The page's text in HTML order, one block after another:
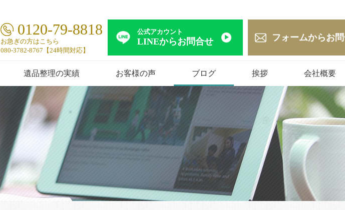
0120-79-8818
お急ぎの方はこちら
080-3782-8767【24時間対応】
フォームからお
公式アカウント
LINEからお問合せ
遺品整理の実績 お客様の声 ブログ 挨拶 会社概要